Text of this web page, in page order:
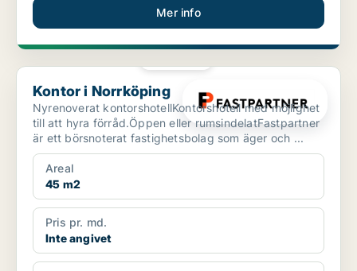
Mer info
Kontor i Norrköping
Kontor i Norrköping
Nyrenoverat kontorshotellKontorshotell med möjlighet
till att hyra förråd.Öppen eller rumsindelatFastpartner
är ett börsnoterat fastighetsbolag som äger och ...
Areal
45 m2
Pris pr. md.
Inte angivet